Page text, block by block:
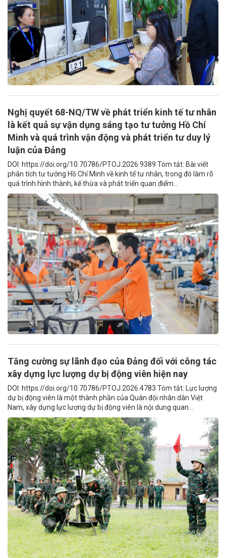
Nghị quyết 68-NQ/TW về phát triển kinh tế tư nhân
là kết quả sự vận dụng sáng tạo tư tưởng Hồ Chí
Minh và quá trình vận động và phát triển tư duy lý
luận của Đảng
DOI: https://doi.org/10.70786/PTOJ.2026.9389 Tóm tắt: Bài viết
phân tích tư tưởng Hồ Chí Minh về kinh tế tư nhân, trong đó làm rõ
quá trình hình thành, kế thừa và phát triển quan điểm...
Tăng cường sự lãnh đạo của Đảng đối với công tác
xây dựng lực lượng dự bị động viên hiện nay
DOI: https://doi.org/10.70786/PTOJ.2026.4783 Tóm tắt: Lực lượng
dự bị động viên là một thành phần của Quân đội nhân dân Việt
Nam, xây dựng lực lượng dự bị động viên là nội dung quan...